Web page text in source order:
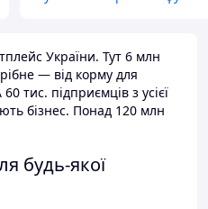
України. Тут 6 млн
— від корму для
тис. підприємців з усієї
бізнес. Понад 120 млн
будь-якої